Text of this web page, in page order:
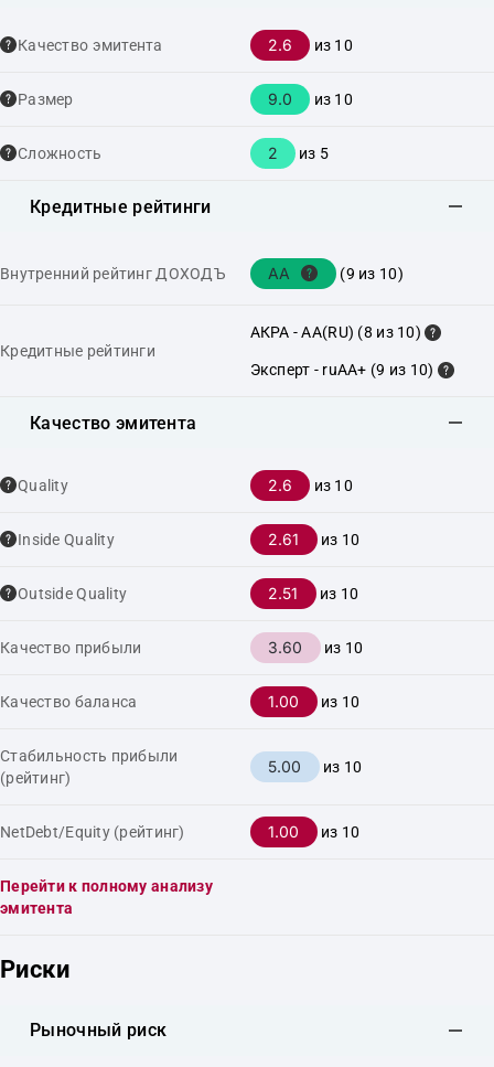
Качество эмитента 2.6 из 10
Размер 9.0 из 10
Сложность 2 из 5
Кредитные рейтинги
Внутренний рейтинг ДОХОДЪ AA (9 из 10)
Кредитные рейтинги
АКРА - AA(RU) (8 из 10)
Эксперт - ruAA+ (9 из 10)
Качество эмитента
Quality 2.6 из 10
Inside Quality 2.61 из 10
Outside Quality 2.51 из 10
Качество прибыли 3.60 из 10
Качество баланса 1.00 из 10
Стабильность прибыли
(рейтинг)
5.00 из 10
NetDebt/Equity (рейтинг) 1.00 из 10
Перейти к полному анализу
эмитента
Риски
Рыночный риск